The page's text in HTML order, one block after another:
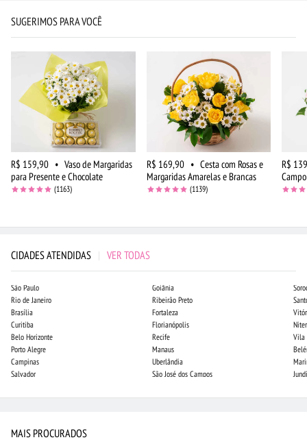
SUGERIMOS PARA VOCÊ
R$ 159,90 • Vaso de Margaridas
para Presente e Chocolate
(1163)
R$ 169,90 • Cesta com Rosas e
Margaridas Amarelas e Brancas
(1139)
R$
CIDADES ATENDIDAS | VER TODAS
São Paulo
Rio de Janeiro
Brasília
Curitiba
Belo Horizonte
Porto Alegre
Campinas
Salvador
Goiânia
Ribeirão Preto
Fortaleza
Florianópolis
Recife
Manaus
Uberlândia
São José dos Campos
Vila
MAIS PROCURADOS